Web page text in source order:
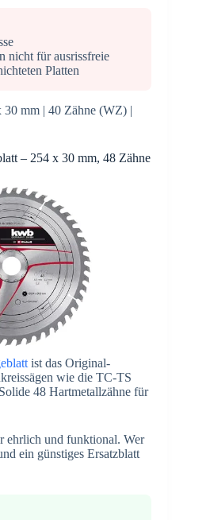
nicht für ausrissfreie
Platten
30 mm | 40 Zähne (WZ) |
– 254 x 30 mm, 48 Zähne
ist das Original-
wie die TC-TS
48 Hartmetallzähne für
ehrlich und funktional. Wer
ein günstiges Ersatzblatt